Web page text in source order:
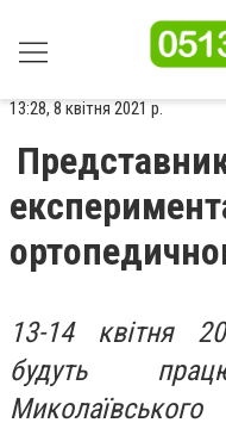
13:28, 8 квітня 2021 р.
13-14 квітня
будуть